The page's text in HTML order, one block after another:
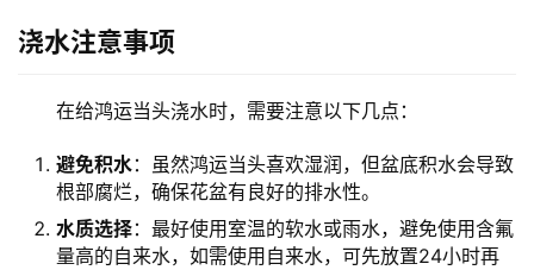
浇水注意事项
在给鸿运当头浇水时，需要注意以下几点：
避免积水：虽然鸿运当头喜欢湿润，但盆底积水会导致
根部腐烂，确保花盆有良好的排水性。
水质选择：最好使用室温的软水或雨水，避免使用含氟
量高的自来水，如需使用自来水，可先放置24小时再